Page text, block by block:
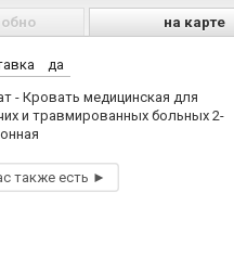
на карте
да
- Кровать медицинская для
и травмированных больных 2-